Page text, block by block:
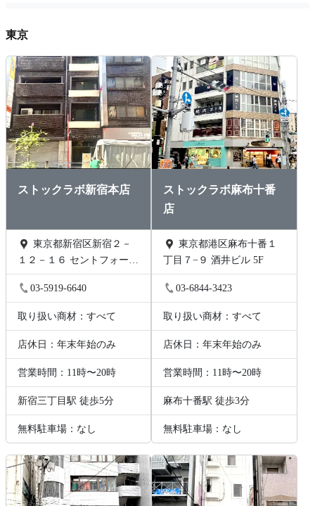
東京
ストックラボ新宿本店
１２－１６ セントフォービ
ル２０３
03-5919-6640
取り扱い商材：すべて
店休日：年末年始のみ
営業時間：11時〜20時
新宿三丁目駅 徒歩5分
無料駐車場：なし
ストックラボ麻布十番
店
東京都港区麻布十番１
丁目７−９ 酒井ビル 5F
03-6844-3423
取り扱い商材：すべて
店休日：年末年始のみ
営業時間：11時〜20時
麻布十番駅 徒歩3分
無料駐車場：なし